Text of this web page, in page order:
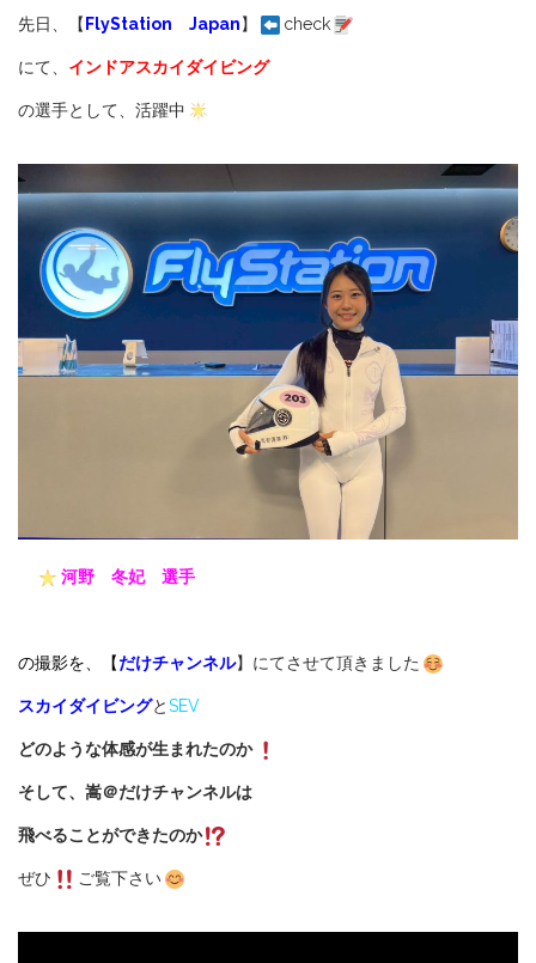
先日、【 FlyStation Japan】 check
にて、 インドアスカイダイビング
の選手として、活躍中
河野 冬妃 選手
の撮影を、【だけチャンネル】にてさせて頂きました
スカイダイビングとSEV
どのような体感が生まれたのか
そして、嵩＠だけチャンネルは
飛べることができたのか
ぜひ ご覧下さい